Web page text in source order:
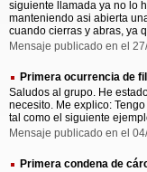
siguiente llamada ya no lo
manteniendo asi abierta
cuando cierras y abras, ya
Mensaje publicado en el
Primera ocurrencia de
Saludos al grupo. He
necesito. Me explico:
tal como el siguiente
Mensaje publicado en el
Primera condena de